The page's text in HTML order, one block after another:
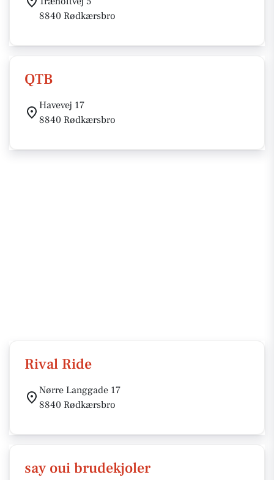
8840 Rødkærsbro
QTB
Havevej 17
8840 Rødkærsbro
Rival Ride
Nørre Langgade 17
8840 Rødkærsbro
say oui brudekjoler